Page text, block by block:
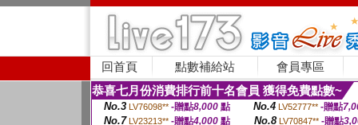
回首頁 點數補給站 會員專區
恭喜七月份消費排行前十名會員 獲得免費點數~
No.3 LV76098** -贈點8,000點 No.4 LV52777** -贈點
No.7 LV23213** -贈點4,000 點 No.8 LV70847** -贈點